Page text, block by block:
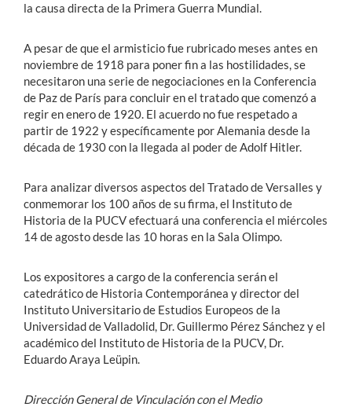
la causa directa de la Primera Guerra Mundial.
A pesar de que el armisticio fue rubricado meses antes en
noviembre de 1918 para poner fin a las hostilidades, se
necesitaron una serie de negociaciones en la Conferencia
de Paz de París para concluir en el tratado que comenzó a
regir en enero de 1920. El acuerdo no fue respetado a
partir de 1922 y específicamente por Alemania desde la
década de 1930 con la llegada al poder de Adolf Hitler.
Para analizar diversos aspectos del Tratado de Versalles y
conmemorar los 100 años de su firma, el Instituto de
Historia de la PUCV efectuará una conferencia el miércoles
14 de agosto desde las 10 horas en la Sala Olimpo.
Los expositores a cargo de la conferencia serán el
catedrático de Historia Contemporánea y director del
Instituto Universitario de Estudios Europeos de la
Universidad de Valladolid, Dr. Guillermo Pérez Sánchez y el
académico del Instituto de Historia de la PUCV, Dr.
Eduardo Araya Leüpin.
Dirección General de Vinculación con el Medio